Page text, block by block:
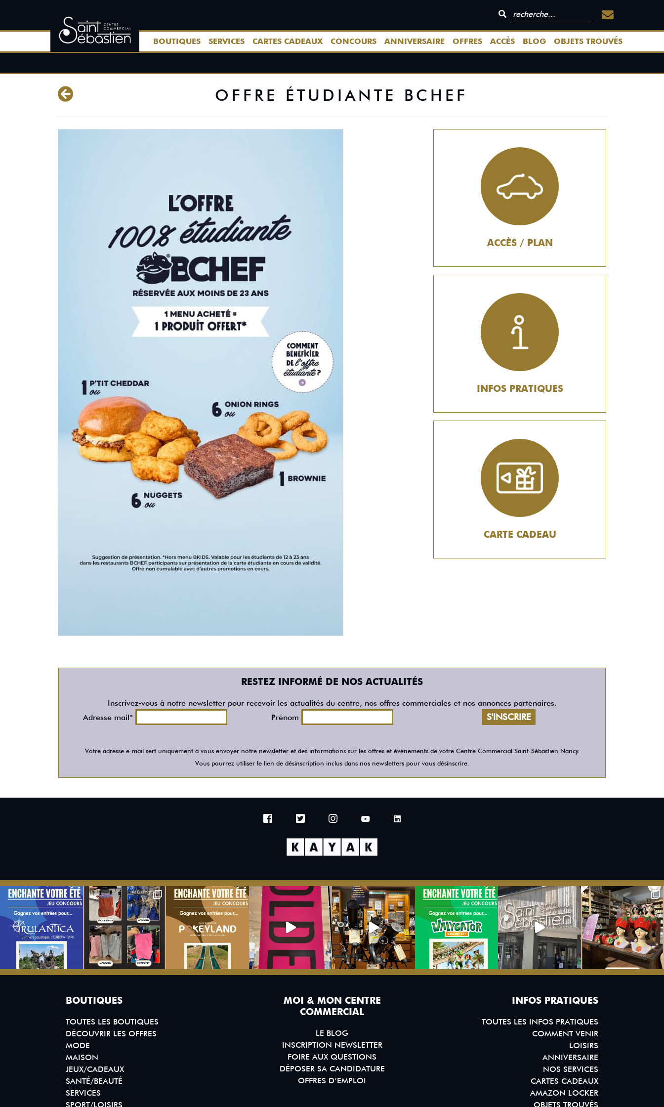
BOUTIQUES SERVICES CARTES CADEAUX CONCOURS ANNIVERSAIRE OFFRES ACCÈS BLOG OBJETS TROUVÉS
OFFRE ÉTUDIANTE BCHEF
ACCÈS / PLAN
INFOS PRATIQUES
CARTE CADEAU
RESTEZ INFORMÉ DE NOS ACTUALITÉS
Inscrivez-vous à notre newsletter pour recevoir les actualités du centre, nos offres commerciales et nos annonces partenaires.
Adresse mail*
Prénom
Votre adresse e-mail sert uniquement à vous envoyer notre newsletter et des informations sur les offres et événements de votre Centre Commercial Saint-Sébastien Nancy.
Vous pourrez utiliser le lien de désinscription inclus dans nos newsletters pour vous désinscrire.
BOUTIQUES
TOUTES LES BOUTIQUES
DÉCOUVRIR LES OFFRES
MODE
MAISON
JEUX/CADEAUX
SANTÉ/BEAUTÉ
SERVICES
SPORT/LOISIRS
MOI & MON CENTRE
COMMERCIAL
LE BLOG
INSCRIPTION NEWSLETTER
FOIRE AUX QUESTIONS
DÉPOSER SA CANDIDATURE
OFFRES D’EMPLOI
INFOS PRATIQUES
TOUTES LES INFOS PRATIQUES
COMMENT VENIR
LOISIRS
ANNIVERSAIRE
NOS SERVICES
CARTES CADEAUX
AMAZON LOCKER
OBJETS TROUVÉS